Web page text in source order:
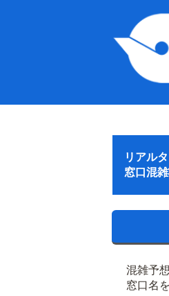
リアル
窓口混
混雑予
窓口名